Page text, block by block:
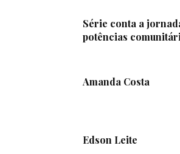
Série conta a
potências
Amanda Costa
Edson Leite